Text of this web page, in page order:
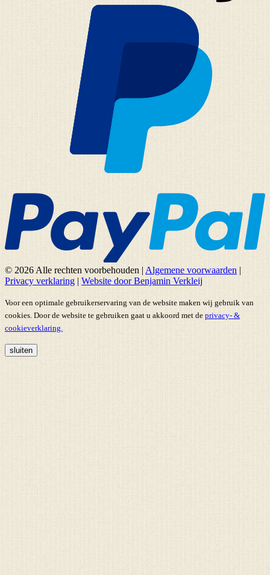
© 2026 Alle rechten voorbehouden | Algemene voorwaarden |
Privacy verklaring | Website door Benjamin Verkleij
Voor een optimale gebruikerservaring van de website maken wij gebruik van
cookies. Door de website te gebruiken gaat u akkoord met de privacy- &
cookieverklaring.
sluiten